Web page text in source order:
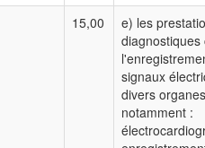
15,00
e) les
signaux
divers
notamment :